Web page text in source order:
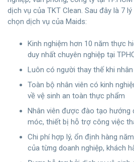
dịch vụ của TKT Clean. Sau đây là 7
chọn dịch vụ của Maids:
Kinh nghiệm hơn 10 năm thực
duy nhất chuyên nghiệp tại
Luôn có người thay thế khi
Toàn bộ nhân viên có kinh
về vệ sinh an toàn thực phẩm
Nhân viên được đào tạo hướng
móc, thiết bị hỗ trợ công việc
Chi phí hợp lý, ổn định hàng
của từng doanh nghiệp, khách